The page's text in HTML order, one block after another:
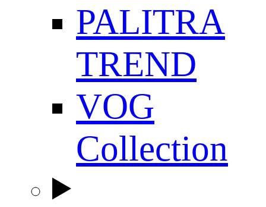
PALITRA
TREND
VOG
Collection